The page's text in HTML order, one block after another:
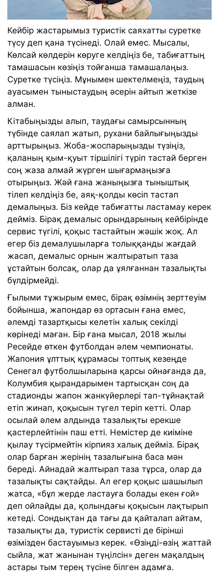
Кейбір жастарымыз туристік саяхатты суретке
түсу деп қана түсінеді. Олай емес. Мысалы,
Көлсай көлдерін көруге келдіңіз бе, табиғаттың
тамашасын көзіңіз тойғанша тамашалаңыз.
Суретке түсіңіз. Мұнымен шектелмеңіз, таудың
ауасымен тыныстаудың әсерін айтып жеткізе
алман.
Кітабыңызды алып, таудағы самырсынның
түбінде саялап жатып, рухани байлығыңызды
арттырыңыз. Жоба-жоспарыңызды түзіңіз,
қаланың қым-қуыт тіршілігі түріп тастай берген
соң жаза алмай жүрген шығармаңызға
отырыңыз. Жәй ғана жаныңызға тыныштық
тілеп келдіңіз бе, аяқ-қолды көсіп тастап
демалыңыз. Біз кейде табиғатты ластамау керек
дейміз. Бірақ демалыс орындарының кейбірінде
сервис түгілі, қоқыс тастайтын жәшік жоқ. Ал
егер біз демалушыларға толыққанды жағдай
жасап, демалыс орнын жалтыратып таза
ұстайтын болсақ, олар да ұялғаннан тазалықты
бүлдірмейді.
Ғылыми тұжырым емес, бірақ өзімнің зерттеуім
бойынша, жапондар өз ортасын ғана емес,
әлемді тазартқысы келетін халық секілді
көрінеді маған. Бір ғана мысал, 2018 жылы
Ресейде өткен футболдан әлем чемпионаты.
Жапония ұлттық құрамасы топтық кезеңде
Сенегал футболшыларына қарсы ойнағанда да,
Колумбия қырандарымен тартысқан соң да
стадионды жапон жанкүйерлері тап-тұйнақтай
етіп жинап, қоқысын түгел теріп кетті. Олар
осылай әлем алдында тазалықты ерекше
қастерлейтінін паш етті. Немістер де киіміне
қылау түсірмейтін кірпияз халық дейміз. Бірақ
олар барған жерінің тазалығына баса мән
береді. Айнадай жалтырап таза тұрса, олар да
тазалықты сақтайды. Ал егер қоқыс шашылып
жатса, «бұл жерде ластауға болады екен ғой»
деп ойлайды да, қолындағы қоқысын лақтырып
кетеді. Сондықтан да тағы да қайталап айтам,
тазалықты да, туристік сервисті де бірінші
өзімізден бастауымыз керек. «Өзіңді-өзің жаттай
сыйла, жат жанынан түңілсін» деген мақалдың
астары тым терең түсіне білген адамға.